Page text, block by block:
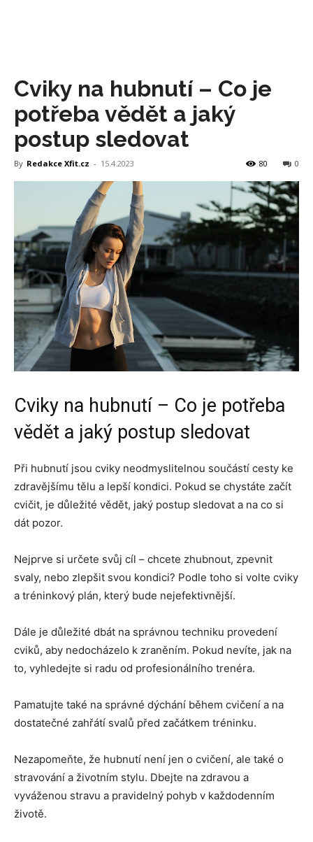
Cviky na hubnutí – Co je
potřeba vědět a jaký
postup sledovat
By Redakce Xfit.cz - 15.4.2023 0
80
Cviky na hubnutí – Co je potřeba
vědět a jaký postup sledovat
Při hubnutí jsou cviky neodmyslitelnou součástí cesty ke
zdravějšímu tělu a lepší kondici. Pokud se chystáte začít
cvičit, je důležité vědět, jaký postup sledovat a na co si
dát pozor.
Nejprve si určete svůj cíl – chcete zhubnout, zpevnit
svaly, nebo zlepšit svou kondici? Podle toho si volte cviky
a tréninkový plán, který bude nejefektivnější.
Dále je důležité dbát na správnou techniku provedení
cviků, aby nedocházelo k zraněním. Pokud nevíte, jak na
to, vyhledejte si radu od profesionálního trenéra.
Pamatujte také na správné dýchání během cvičení a na
dostatečné zahřátí svalů před začátkem tréninku.
Nezapomeňte, že hubnutí není jen o cvičení, ale také o
stravování a životním stylu. Dbejte na zdravou a
vyváženou stravu a pravidelný pohyb v každodenním
životě.